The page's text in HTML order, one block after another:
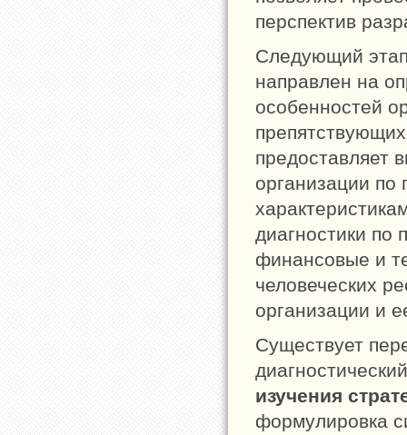
перспектив
Следующий
направлен на
особенностей
предоставляет
организации по
диагностики по
финансовые и
человеческих
организации и
Существует
изучения
формулировка